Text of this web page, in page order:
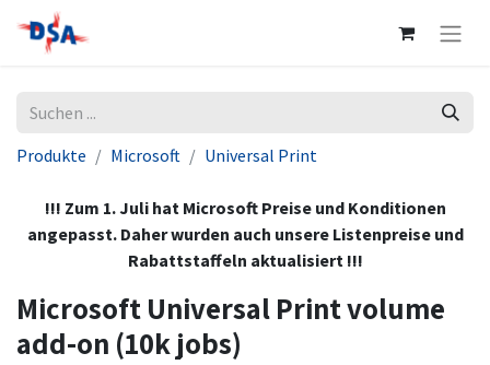
Produkte Microsoft Universal Print
!!! Zum 1. Juli hat Microsoft Preise und Konditionen
angepasst. Daher wurden auch unsere Listenpreise und
Rabattstaffeln aktualisiert !!!
Microsoft Universal Print volume
add-on (10k jobs)